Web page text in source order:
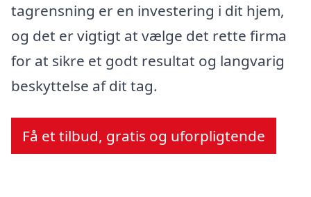
tagrensning er en investering i dit hjem,
og det er vigtigt at vælge det rette firma
for at sikre et godt resultat og langvarig
beskyttelse af dit tag.
Få et tilbud, gratis og uforpligtende